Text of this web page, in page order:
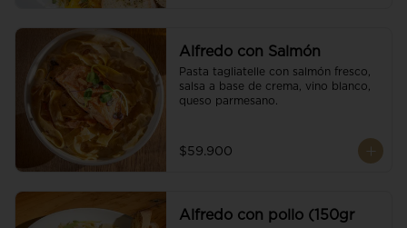
Alfredo con Salmón
Pasta tagliatelle con salmón fresco,
salsa a base de crema, vino blanco,
queso parmesano.
$59.900
Alfredo con pollo (150gr